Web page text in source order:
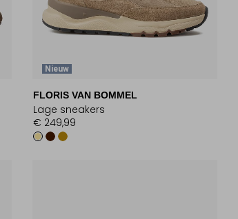
Nieuw
FLORIS VAN BOMMEL
Lage sneakers
€ 249,99